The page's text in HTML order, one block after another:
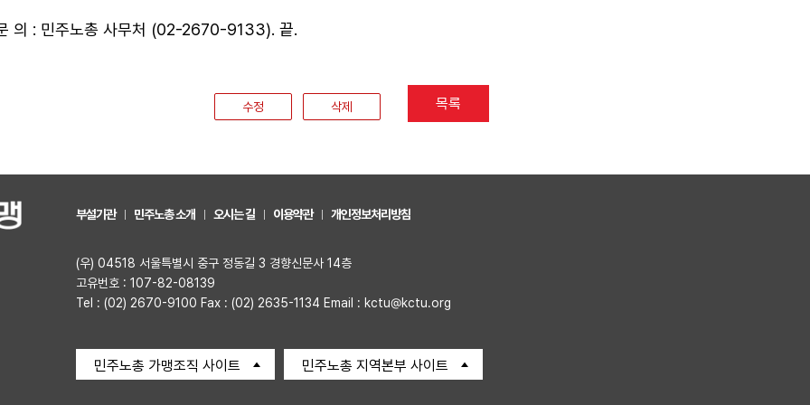
의 : 민주노총 사무처 (02-2670-9133). 끝.
수정 삭제 목록
부설기관 민주노총 소개 오시는 길 이용약관 개인정보처리방침
(우) 04518 서울특별시 중구 정동길 3 경향신문사 14층
고유번호 : 107-82-08139
Tel : (02) 2670-9100 Fax : (02) 2635-1134 Email : kctu@kctu.org
민주노총 가맹조직 사이트 민주노총 지역본부 사이트